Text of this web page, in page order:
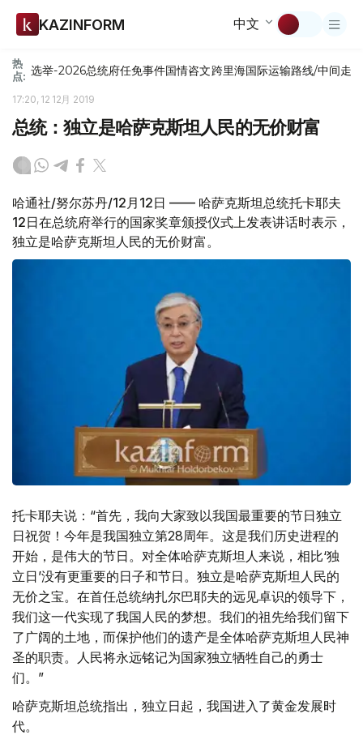
KAZINFORM 中文
热
点: 选举-2026总统府任免事件国情咨文跨里海国际运输路线/中间走廊
17:20, 12 12月 2019
总统：独立是哈萨克斯坦人民的无价财富
哈通社/努尔苏丹/12月12日 —— 哈萨克斯坦总统托卡耶夫
12日在总统府举行的国家奖章颁授仪式上发表讲话时表示，
独立是哈萨克斯坦人民的无价财富。
托卡耶夫说：“首先，我向大家致以我国最重要的节日独立
日祝贺！今年是我国独立第28周年。这是我们历史进程的
开始，是伟大的节日。对全体哈萨克斯坦人来说，相比‘独
立日’没有更重要的日子和节日。独立是哈萨克斯坦人民的
无价之宝。在首任总统纳扎尔巴耶夫的远见卓识的领导下，
我们这一代实现了我国人民的梦想。我们的祖先给我们留下
了广阔的土地，而保护他们的遗产是全体哈萨克斯坦人民神
圣的职责。人民将永远铭记为国家独立牺牲自己的勇士
们。”
哈萨克斯坦总统指出，独立日起，我国进入了黄金发展时
代。